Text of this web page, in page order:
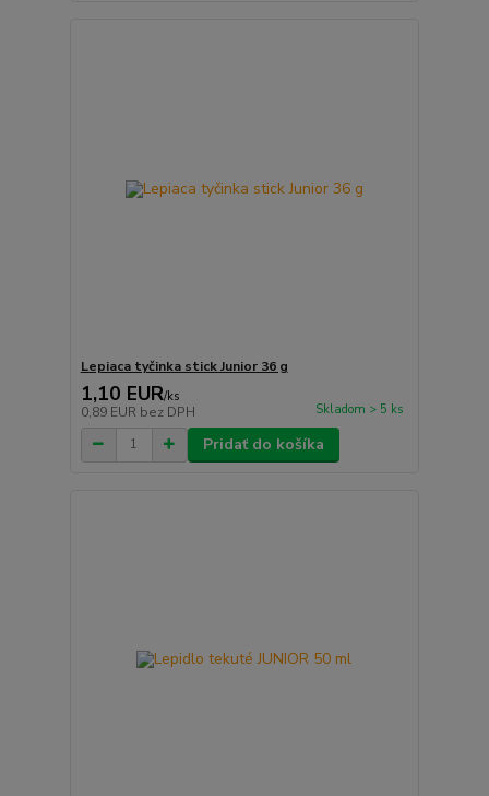
Lepiaca tyčinka stick Junior 36 g
1,10 EUR/ks
0,89 EUR bez DPH Skladom > 5 ks
Pridať do košíka